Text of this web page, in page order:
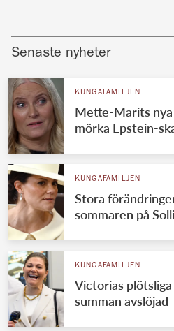
Senaste nyheter
KUNGAFAMILJEN
Mette-Marits
mörka Epstein-
KUNGAFAMILJEN
Stora
sommaren på
KUNGAFAMILJEN
Victorias
summan avslöjad